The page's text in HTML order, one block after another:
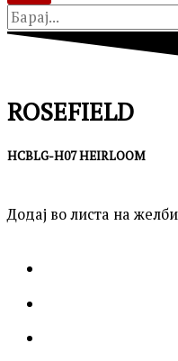
ROSEFIELD
HCBLG-H07 HEIRLOOM
Додај во листа на желби